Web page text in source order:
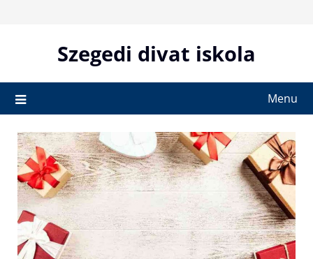
Szegedi divat iskola
Menu